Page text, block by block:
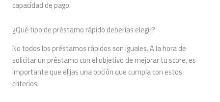
capacidad de pago.
¿Qué tipo de préstamo rápido deberías elegir?
No todos los préstamos rápidos son iguales. A la hora de
solicitar un préstamo con el objetivo de mejorar tu score, es
importante que elijas una opción que cumpla con estos
criterios: